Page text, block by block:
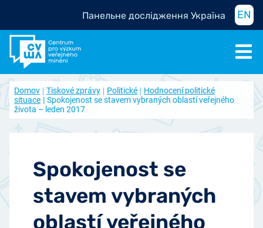
Панельне дослідження Україна EN
Domov Tiskové zprávy Politické
Hodnocení politické
situace
Spokojenost se stavem vybraných oblastí veřejného
života – leden 2017
Spokojenost se
stavem vybraných
oblastí veřejného